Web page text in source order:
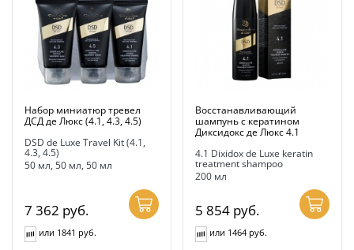
Набор миниатюр тревел
ДСД де Люкс (4.1, 4.3, 4.5)
DSD de Luxe Travel Kit (4.1,
4.3, 4.5)
50 мл, 50 мл, 50 мл
7 362 руб.
или 1841 руб.
Восстанавливающий
шампунь с кератином
Диксидокс де Люкс 4.1
4.1 Dixidox de Luxe keratin
treatment shampoo
200 мл
5 854 руб.
или 1464 руб.